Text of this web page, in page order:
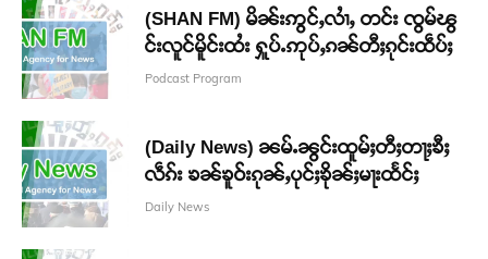
(SHAN FM) မိၼ်းဢွင်ႇလၢႆႇ တင်း ၸွမ်ၽွ
င်းလူင်မိူင်းထႆး ႁူပ်ႉဢုပ်ႇၵၼ်တီႈၵုင်းထဵပ်ႈ
Podcast Program
(Daily News) ၼမ်ႉၼွင်းထူမ်ႈတီႈတႃႈၶီႈ
လဵၵ်း ၶၼ်ၶူဝ်းၵုၼ်ႇပုင်ႈၶိုၼ်ႈမႃးထႅင်ႈ
Daily News